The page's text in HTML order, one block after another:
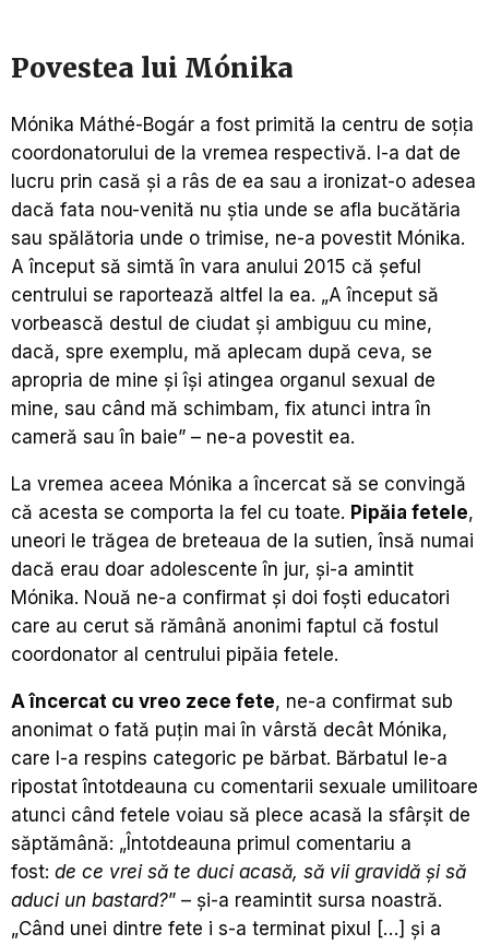
Povestea lui Mónika
Mónika Máthé-Bogár a fost primită la centru de soția
coordonatorului de la vremea respectivă. I-a dat de
lucru prin casă și a râs de ea sau a ironizat-o adesea
dacă fata nou-venită nu știa unde se afla bucătăria
sau spălătoria unde o trimise, ne-a povestit Mónika.
A început să simtă în vara anului 2015 că șeful
centrului se raportează altfel la ea. „A început să
vorbească destul de ciudat și ambiguu cu mine,
dacă, spre exemplu, mă aplecam după ceva, se
apropria de mine și își atingea organul sexual de
mine, sau când mă schimbam, fix atunci intra în
cameră sau în baie” – ne-a povestit ea.
La vremea aceea Mónika a încercat să se convingă
că acesta se comporta la fel cu toate. Pipăia fetele,
uneori le trăgea de breteaua de la sutien, însă numai
dacă erau doar adolescente în jur, și-a amintit
Mónika. Nouă ne-a confirmat și doi foști educatori
care au cerut să rămână anonimi faptul că fostul
coordonator al centrului pipăia fetele.
A încercat cu vreo zece fete, ne-a confirmat sub
anonimat o fată puțin mai în vârstă decât Mónika,
care l-a respins categoric pe bărbat. Bărbatul le-a
ripostat întotdeauna cu comentarii sexuale umilitoare
atunci când fetele voiau să plece acasă la sfârșit de
săptămână: „Întotdeauna primul comentariu a
fost: de ce vrei să te duci acasă, să vii gravidă și să
aduci un bastard?” – și-a reamintit sursa noastră.
„Când unei dintre fete i s-a terminat pixul […] și a